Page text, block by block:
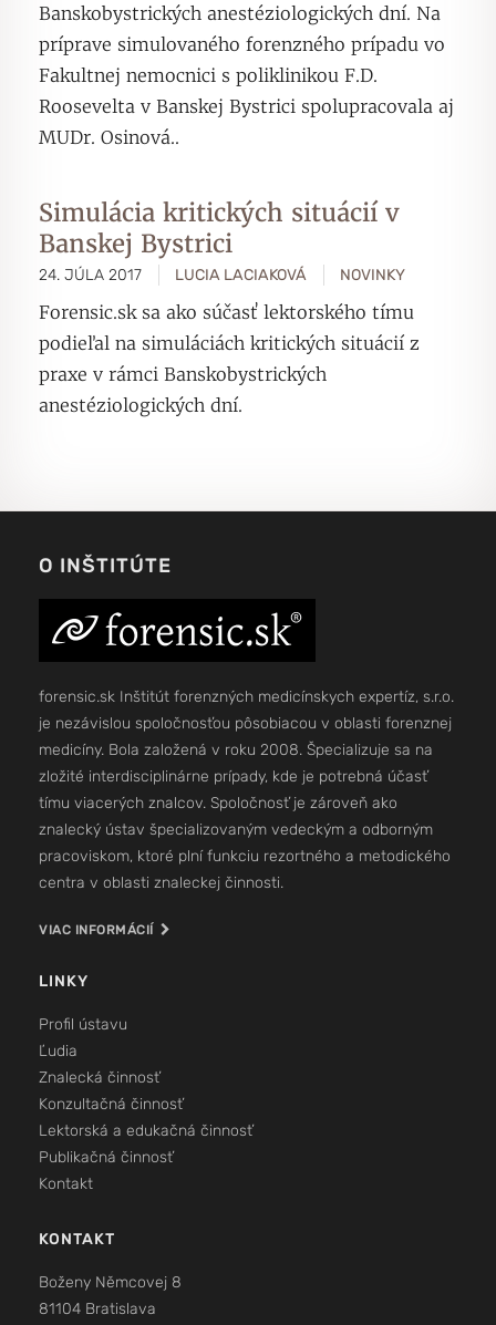
Banskobystrických anestéziologických dní. Na
príprave simulovaného forenzného prípadu vo
Fakultnej nemocnici s poliklinikou F.D.
Roosevelta v Banskej Bystrici spolupracovala aj
MUDr. Osinová..
Simulácia kritických situácií v
Banskej Bystrici
24. JÚLA 2017 LUCIA LACIAKOVÁ NOVINKY
Forensic.sk sa ako súčasť lektorského tímu
podieľal na simuláciách kritických situácií z
praxe v rámci Banskobystrických
anestéziologických dní.
O INŠTITÚTE
forensic.sk Inštitút forenzných medicínskych expertíz, s.r.o.
je nezávislou spoločnosťou pôsobiacou v oblasti forenznej
medicíny. Bola založená v roku 2008. Špecializuje sa na
zložité interdisciplinárne prípady, kde je potrebná účasť
tímu viacerých znalcov. Spoločnosť je zároveň ako
znalecký ústav špecializovaným vedeckým a odborným
pracoviskom, ktoré plní funkciu rezortného a metodického
centra v oblasti znaleckej činnosti.
VIAC INFORMÁCIÍ
LINKY
Profil ústavu
Ľudia
Znalecká činnosť
Konzultačná činnosť
Lektorská a edukačná činnosť
Publikačná činnosť
Kontakt
KONTAKT
Boženy Němcovej 8
81104 Bratislava